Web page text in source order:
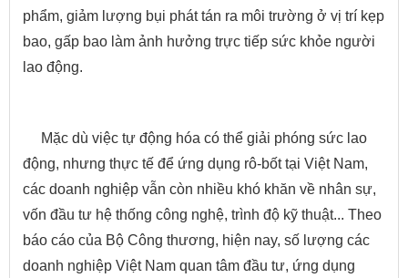
phẩm, giảm lượng bụi phát tán ra môi trường ở vị trí kẹp
bao, gấp bao làm ảnh hưởng trực tiếp sức khỏe người
lao động.
Mặc dù việc tự động hóa có thể giải phóng sức lao
động, nhưng thực tế để ứng dụng rô-bốt tại Việt Nam,
các doanh nghiệp vẫn còn nhiều khó khăn về nhân sự,
vốn đầu tư hệ thống công nghệ, trình độ kỹ thuật... Theo
báo cáo của Bộ Công thương, hiện nay, số lượng các
doanh nghiệp Việt Nam quan tâm đầu tư, ứng dụng